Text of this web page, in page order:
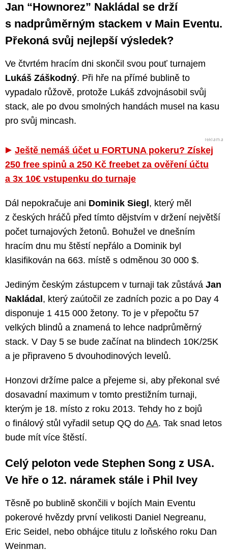
Jan “Hownorez” Nakládal se drží
s nadprůměrným stackem v Main Eventu.
Překoná svůj nejlepší výsledek?
Ve čtvrtém hracím dni skončil svou pouť turnajem
Lukáš Záškodný. Při hře na přímé bublině to
vypadalo růžově, protože Lukáš zdvojnásobil svůj
stack, ale po dvou smolných handách musel na kasu
pro svůj mincash.
Ještě nemáš účet u FORTUNA pokeru? Získej
250 free spinů a 250 Kč freebet za ověření účtu
a 3x 10€ vstupenku do turnaje
Dál nepokračuje ani Dominik Siegl , který měl
z českých hráčů před tímto dějstvím v držení největší
počet turnajových žetonů. Bohužel ve dnešním
hracím dnu mu štěstí nepřálo a Dominik byl
klasifikován na 663. místě s odměnou 30 000 $.
Jediným českým zástupcem v turnaji tak zůstává Jan
Nakládal , který zaútočil ze zadních pozic a po Day 4
disponuje 1 415 000 žetony. To je v přepočtu 57
velkých blindů a znamená to lehce nadprůměrný
stack. V Day 5 se bude začínat na blindech 10K/25K
a je připraveno 5 dvouhodinových levelů.
Honzovi držíme palce a přejeme si, aby překonal své
dosavadní maximum v tomto prestižním turnaji,
kterým je 18. místo z roku 2013. Tehdy ho z bojů
o finálový stůl vyřadil setup QQ do AA. Tak snad letos
bude mít více štěstí.
Celý peloton vede Stephen Song z USA.
Ve hře o 12. náramek stále i Phil Ivey
Těsně po bublině skončili v bojích Main Eventu
pokerové hvězdy první velikosti Daniel Negreanu,
Eric Seidel, nebo obhájce titulu z loňského roku Dan
Weinman.